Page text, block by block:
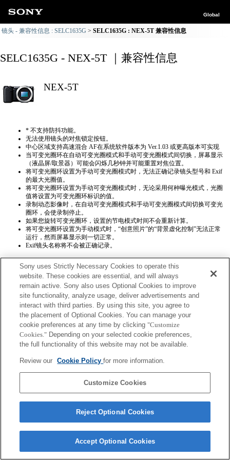
Global
镜头 - 兼容性信息 : SELC1635G SELC1635G : NEX-5T 兼容性信息
SELC1635G - NEX-5T ｜兼容性信息
NEX-5T
* 不支持防抖功能。
无法使用镜头的对焦锁定按钮。
中心区域支持高速混合 AF在系统软件版本为 Ver.1.03 或更高版本可实现
当可变光圈环在自动可变光圈模式和手动可变光圈模式间切换，屏幕显示
（液晶屏/取景器）可能会闪烁几秒钟并可能重置对焦位置。
将可变光圈环设置为手动可变光圈模式时，无法正确​​记录镜头型号和 Exif
的最大光圈值。
将可变光圈环设置为手动可变光圈模式时，无论采用何种曝光模式，光圈
值将设置为可变光圈环标识的值。
录制动态影像时，在自动可变光圈模式和手动可变光圈模式间切换可变光
圈环，会使录制停止。
如果您旋转可变光圈环，设置的节电模式时间不会重新计算。
将可变光圈环设置为手动模式时，“创意照片”的“背景虚化控制”无法正常
运行，然而屏幕显示则一切正常。
Exif镜头名称将不会被正确记录。
Terms of Use Contact Us
Copyright 2026 Sony Corporation
Sony uses Strictly Necessary Cookies to operate this
website. These cookies are essential, and will always
remain active. Sony also uses Optional Cookies to improve
site functionality, analyze usage, deliver advertisements and
interact with third parties. By using this site, you agree to
the placement of Optional Cookies. You can manage your
cookie preferences at any time by clicking "Customize
Cookies." Depending on your selected cookie preferences,
the full functionality of this website may not be available.
Review our Cookie Policyfor more information.
Customize Cookies
Reject Optional Cookies
Accept Optional Cookies